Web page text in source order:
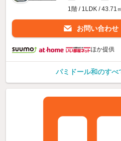
1階 / 1LDK / 43.71
お問い合わせ
ほか提供
パミドール和のすべ